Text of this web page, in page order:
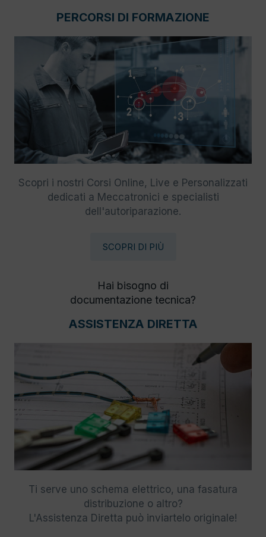
PERCORSI DI FORMAZIONE
Scopri i nostri Corsi Online, Live e Personalizzati
dedicati a Meccatronici e specialisti
dell'autoriparazione.
SCOPRI DI PIÙ
Hai bisogno di
documentazione tecnica?
ASSISTENZA DIRETTA
Ti serve uno schema elettrico, una fasatura
distribuzione o altro?
L'Assistenza Diretta può inviartelo originale!